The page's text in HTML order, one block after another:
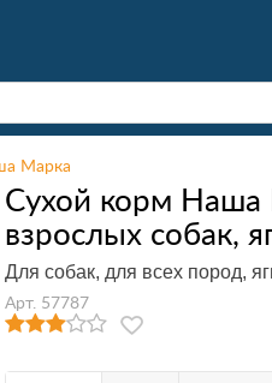
Марка
Сухой корм Наша
взрослых собак,
Для собак, для всех пород,
Арт. 57787